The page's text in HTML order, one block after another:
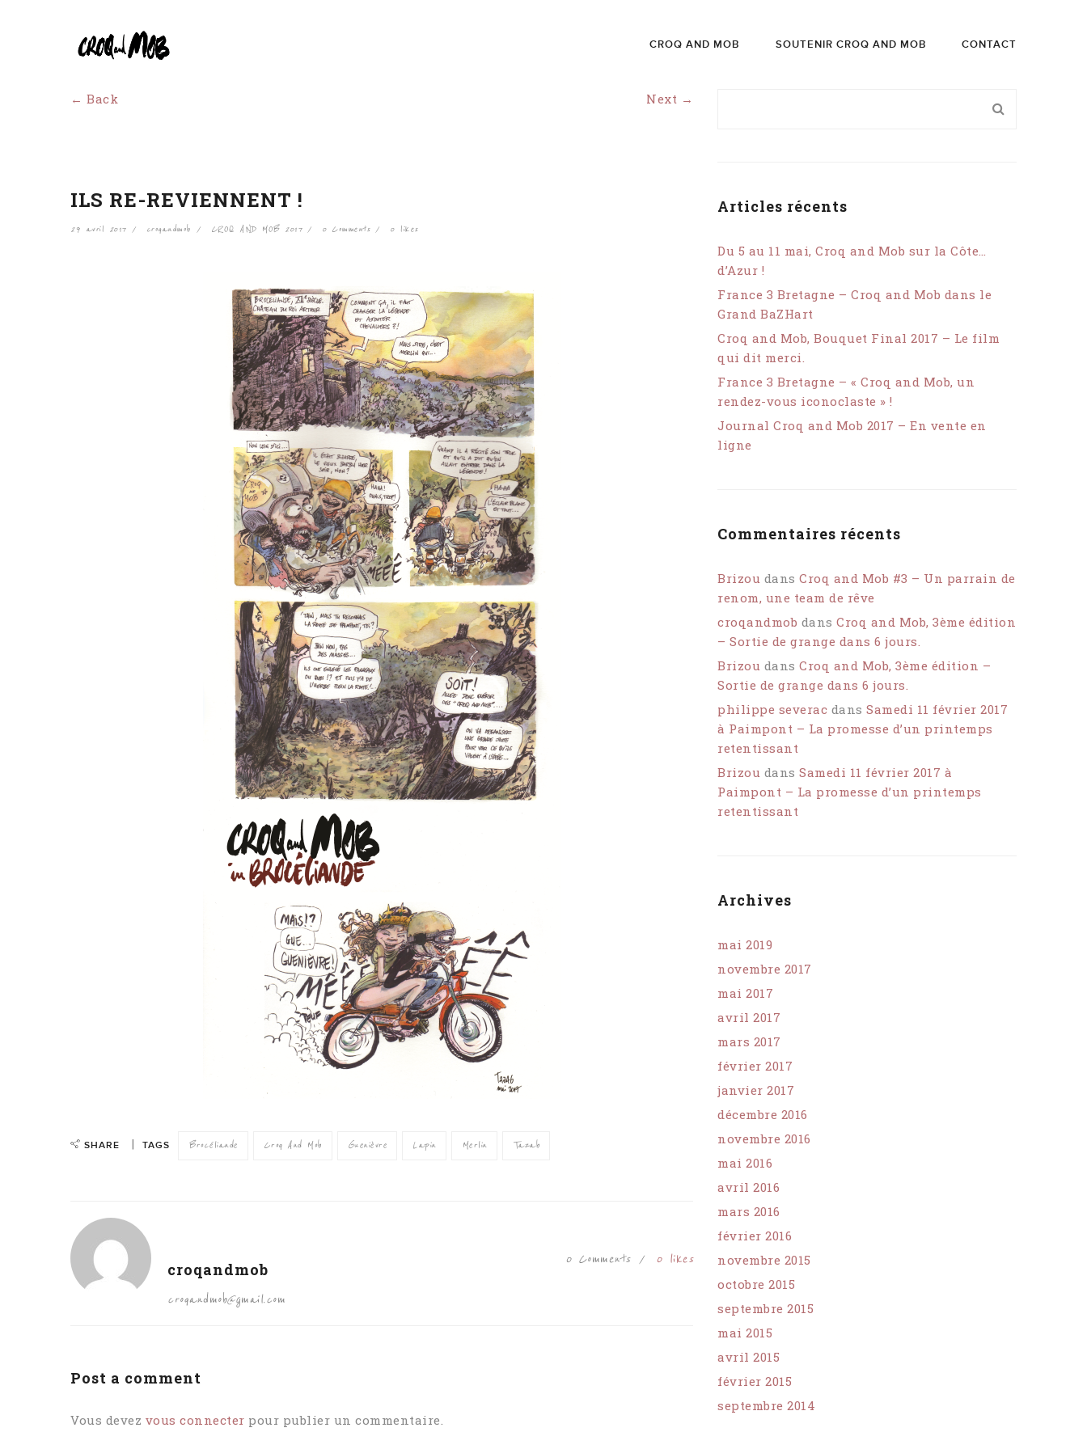
CROQ AND MOB SOUTENIR CROQ AND MOB CONTACT
← Back Next →
ILS RE-REVIENNENT !
29 avril 2017 croqandmob CROQ AND MOB 2017 0 Comments 0likes
SHARE TAGS Brocéliande Croq And Mob Guenièvre Lapin Merlin Tazab
croqandmob
croqandmob@gmail.com
0 Comments 0likes
Post a comment
Vous devez vous connecter pour publier un commentaire.
Articles récents
Du 5 au 11 mai, Croq and Mob sur la Côte…
d’Azur !
France 3 Bretagne – Croq and Mob dans le
Grand BaZHart
Croq and Mob, Bouquet Final 2017 – Le film
qui dit merci.
France 3 Bretagne – « Croq and Mob, un
rendez-vous iconoclaste » !
Journal Croq and Mob 2017 – En vente en
ligne
Commentaires récents
Brizou dans Croq and Mob #3 – Un parrain de
renom, une team de rêve
croqandmob dans Croq and Mob, 3ème édition
– Sortie de grange dans 6 jours.
Brizou dans Croq and Mob, 3ème édition –
Sortie de grange dans 6 jours.
philippe severac dans Samedi 11 février 2017
à Paimpont – La promesse d’un printemps
retentissant
Brizou dans Samedi 11 février 2017 à
Paimpont – La promesse d’un printemps
retentissant
Archives
mai 2019
novembre 2017
mai 2017
avril 2017
mars 2017
février 2017
janvier 2017
décembre 2016
novembre 2016
mai 2016
avril 2016
mars 2016
février 2016
novembre 2015
octobre 2015
septembre 2015
mai 2015
avril 2015
février 2015
septembre 2014